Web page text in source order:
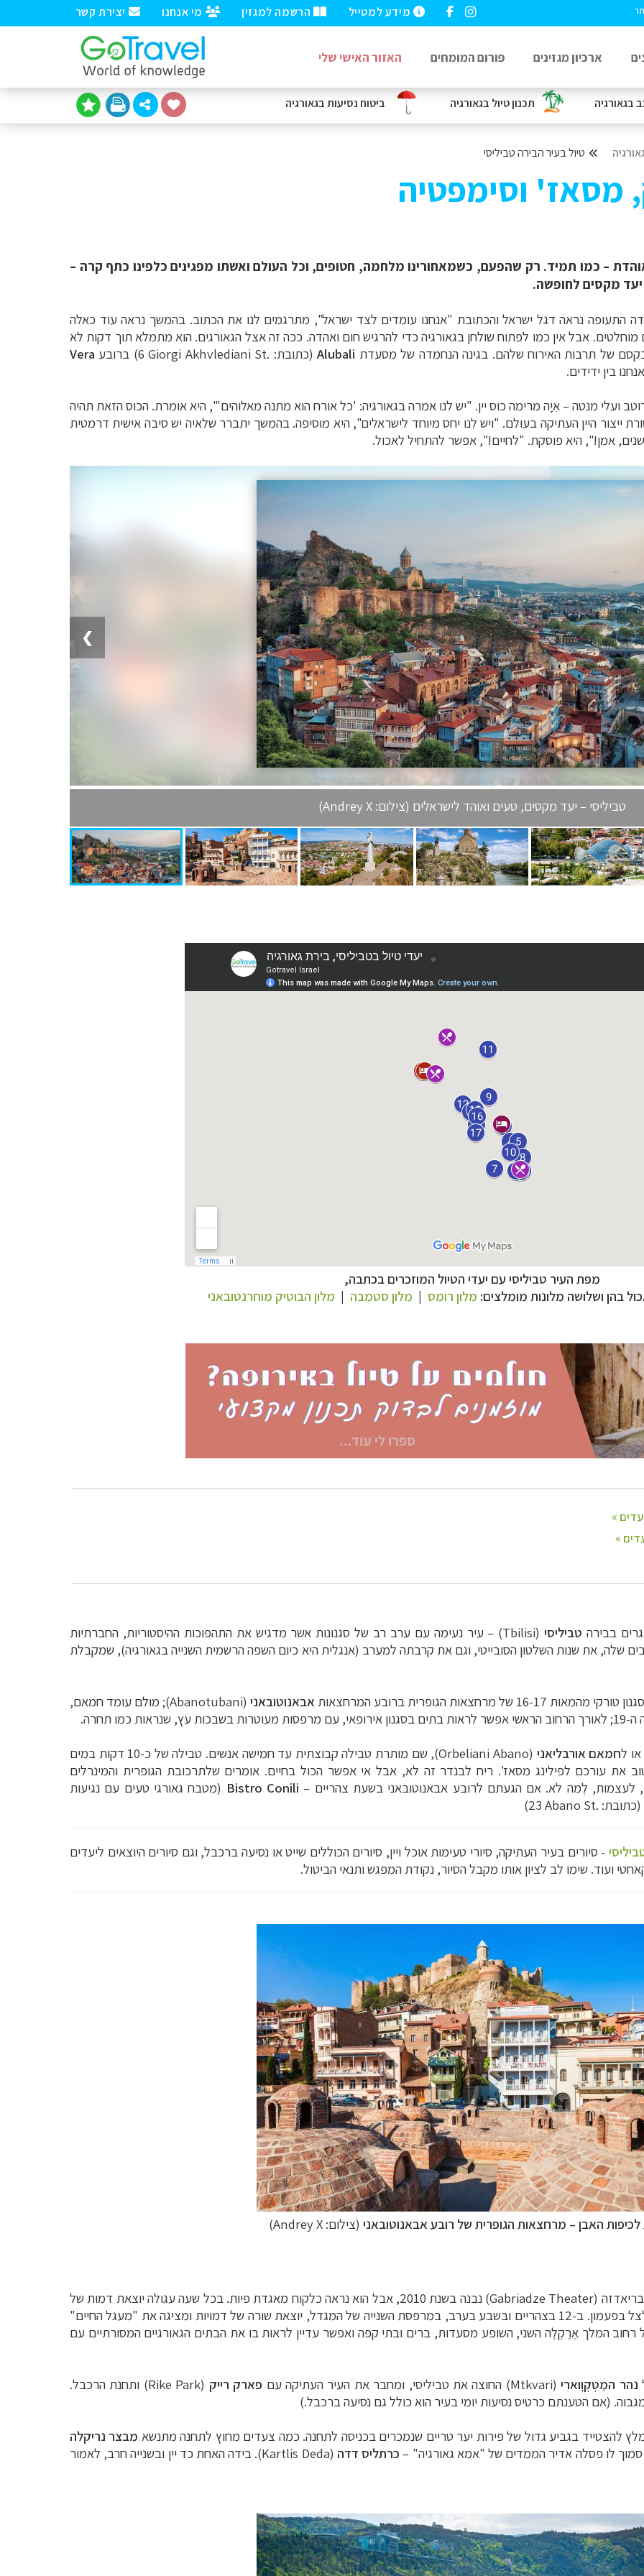
בגאורגיה תכנון טיול בגאורגיה ביטוח נסיעותבגאורגיה
יצירת קשר מי אנחנו הרשמה למגזין מידע למטייל
ארכיון מגזינים פורום המומחים האזור האישי שלי
טיול בעיר הבירה טביליסי
מסאז' וסימפטיה
– כמו תמיד. רק שהפעם, כשמאחורינו מלחמה, חטופים, וכל העולם ואשתו מפגינים כלפינו כתף קרה –
יעד מקסים לחופשה.
התעופה נראה דגל ישראל והכתובת "אנחנו עומדים לצד ישראל", מתרגמים לנו את הכתוב. בהמשך נראה עוד כאלה
אבל אין כמו לפתוח שולחן בגאורגיה כדי להרגיש חום ואהדה. ככה זה אצל הגאורגים. הוא מתמלא תוך דקות לא
של תרבות האירוח שלהם. בגינה הנחמדה של מסעדת Alubali(כתובת: 6 Giorgi Akhvlediani St.) ברובע Vera
בין ידידים.
ועלי מנטה – אִיָה מרימה כוס יין. "יש לנו אמרה בגאורגיה: 'כל אורח הוא מתנה מאלוהים'", היא אומרת. הכוס הזאת תהיה
ייצור היין העתיקה בעולם. "ויש לנו יחס מיוחד לישראלים", היא מוסיפה. בהמשך יתברר שלאיה יש סיבה אישית דרמטית
אמן!", היא פוסקת. "לחיים!", אפשר להתחיל לאכול.
❯
טביליסי – יעד מקסים, טעים ואוהד לישראלים (צילום: Andrey X)
מפת העיר טביליסי עם יעדי הטיול המוזכרים בכתבה,
בהן ושלושה מלונות מומלצים: מלון רומס | מלון סטמבה | מלון הבוטיק מוחרנטובאני
אירופהלחצו לרשימת היעדים »
לחצו לרשימת היעדים »
לחצו לרשימת היעדים »
בבירה טביליסי
(Tbilisi) – עיר נעימה עם ערב רב של סגנונות אשר מדגיש את התהפוכות ההיסטוריות, החברתיות
שלה, את שנות השלטון הסובייטי, וגם את קרבתה למערב (אנגלית היא כיום השפה הרשמית השנייה בגאורגיה), שמקבלת
הגופרית ברובע המרחצאות
אבאנוטובאני
(Abanotubani); מולם עומד חמאם,
תחרה.
לחמאם אורבליאני (
Orbeliani Abano
), שם מותרת טבילה קבוצתית עד חמישה אנשים. טבילה של כ-10 דקות במים
את עורכם לפילינג מסאז'. ריח לבנדר זה לא, אבל אי אפשר הכול בחיים. אומרים שלתרכובת הגופרית והמינרלים
לעצמות, לְמה לא. אם הגעתם לרובע אבאנוטובאני בשעת צהריים – Bistro Conili (מטבח גאורגי טעים עם נגיעות
(כתובת: Abano St.
- סיורים בעיר העתיקה, סיורי טעימות אוכל ויין, סיורים הכוללים שייט או נסיעה ברכבל, וגם סיורים היוצאים ליעדים
ועוד. שימו לב לציון אותו מקבל הסיור, נקודת המפגש ותנאי הביטול.
האבן – מרחצאות הגופרית של רובע אבאנוטובאני (צילום: Andrey X)
(
Gabriadze Theater
) נבנה בשנת 2010, אבל הוא נראה כלקוח מאגדת פיות. בכל שעה עגולה יוצאת דמות של
מלאך אל המרפסת הקטנה במרומי המגדל שמצלצל בפעמון. ב-12 בצהריים ובשבע בערב, במרפסת השנייה של המגדל, יוצאת שורה של דמויות ומציגה את "מעגל החיים"
המלך אֶרֶקְלֶה השני, השופע מסעדות, ברים ובתי קפה ואפשר עדיין לראות בו את הבתים הגאורגיים המסורתיים עם
נהר המֵטְקְוָוארִי(
Mtkvari) החוצה את טביליסי, ומחבר את העיר העתיקה עם פארק רייק (
Rike Park) ותחנת הרכבל.
(אם הטענתם כרטיס נסיעות יומי בעיר הוא כולל גם נסיעה ברכבל.)
להצטייד בגביע גדול של פירות יער טריים שנמכרים בכניסה לתחנה. כמה צעדים מחוץ לתחנה מתנשא מבצר נריקלה
לו פסלה אדיר הממדים של "אמא גאורגיה" – כרתליס דדה (
Kartlis Deda). בידה האחת כד יין ובשנייה חרב, לאמור